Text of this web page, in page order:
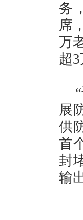
务
席
万
超
展
供
首
封
输